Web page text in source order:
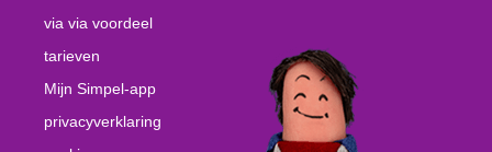
via via voordeel
tarieven
Mijn Simpel-app
privacyverklaring